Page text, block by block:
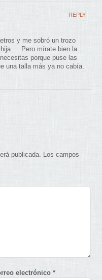
y me sobró un trozo
Pero mírate bien la
porque puse las
una talla más ya no cabía.
REPLY
publicada. Los campos
electrónico*